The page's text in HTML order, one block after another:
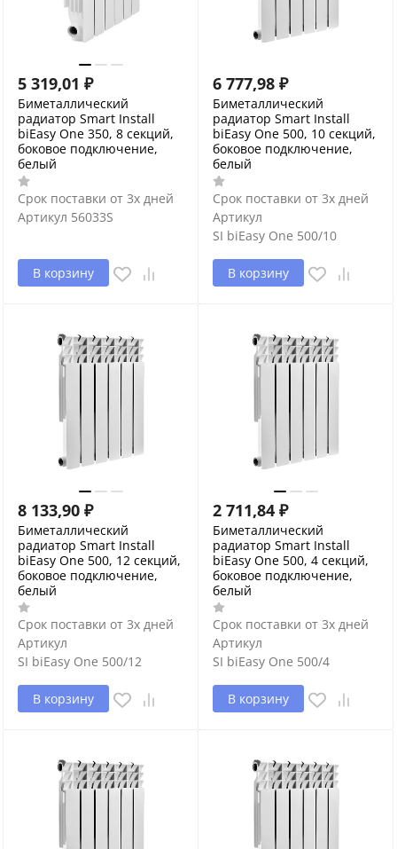
5 319,01 ₽
Биметаллический
радиатор Smart Install
biEasy One 350, 8 секций,
боковое подключение,
белый
Срок поставки от 3х дней
Артикул 56033S
В корзину
6 777,98 ₽
Биметаллический
радиатор Smart Install
biEasy One 500, 10 секций,
боковое подключение,
белый
Срок поставки от 3х дней
Артикул
SI biEasy One 500/10
В корзину
8 133,90 ₽
Биметаллический
радиатор Smart Install
biEasy One 500, 12 секций,
боковое подключение,
белый
Срок поставки от 3х дней
Артикул
SI biEasy One 500/12
В корзину
2 711,84 ₽
Биметаллический
радиатор Smart Install
biEasy One 500, 4 секций,
боковое подключение,
белый
Срок поставки от 3х дней
Артикул
SI biEasy One 500/4
В корзину